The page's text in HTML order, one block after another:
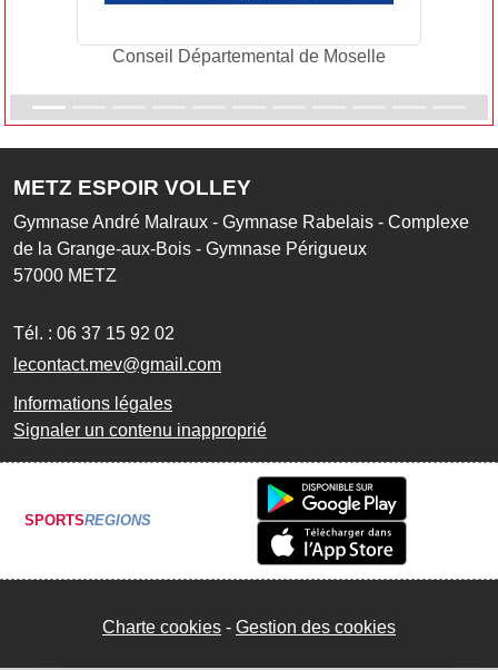
Conseil Départemental de Moselle
METZ ESPOIR VOLLEY
Gymnase André Malraux - Gymnase Rabelais - Complexe
de la Grange-aux-Bois - Gymnase Périgueux
57000 METZ
Tél. : 06 37 15 92 02
lecontact.mev@gmail.com
Informations légales
Signaler un contenu inapproprié
SPORTSREGIONS
Charte cookies Gestion des cookies